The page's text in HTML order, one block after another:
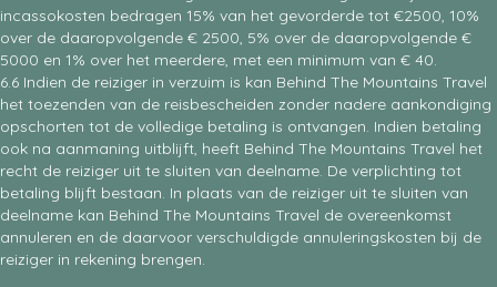
incassokosten bedragen 15% van het gevorderde tot €2500, 10%
over de daaropvolgende € 2500, 5% over de daaropvolgende €
5000 en 1% over het meerdere, met een minimum van € 40.
6.6 Indien de reiziger in verzuim is kan Behind The Mountains Travel
het toezenden van de reisbescheiden zonder nadere aankondiging
opschorten tot de volledige betaling is ontvangen. Indien betaling
ook na aanmaning uitblijft, heeft Behind The Mountains Travel het
recht de reiziger uit te sluiten van deelname. De verplichting tot
betaling blijft bestaan. In plaats van de reiziger uit te sluiten van
deelname kan Behind The Mountains Travel de overeenkomst
annuleren en de daarvoor verschuldigde annuleringskosten bij de
reiziger in rekening brengen.